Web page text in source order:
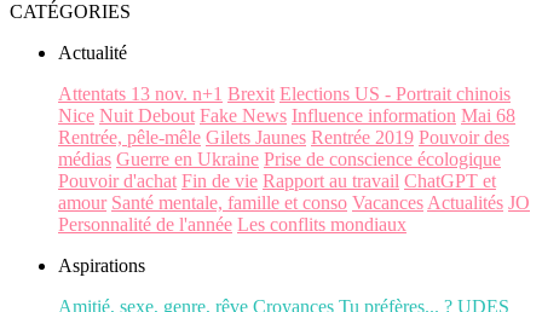
CATÉGORIES
Actualité
Attentats 13 nov. n+1 Brexit Elections US - Portrait chinois
Nice Nuit Debout Fake News Influence information Mai 68
Rentrée, pêle-mêle Gilets Jaunes Rentrée 2019 Pouvoir des
médias Guerre en Ukraine Prise de conscience écologique
Pouvoir d'achat Fin de vie Rapport au travail ChatGPT et
amour Santé mentale, famille et conso Vacances Actualités JO
Personnalité de l'année Les conflits mondiaux
Aspirations
Amitié, sexe, genre, rêve Croyances Tu préfères... ? UDES